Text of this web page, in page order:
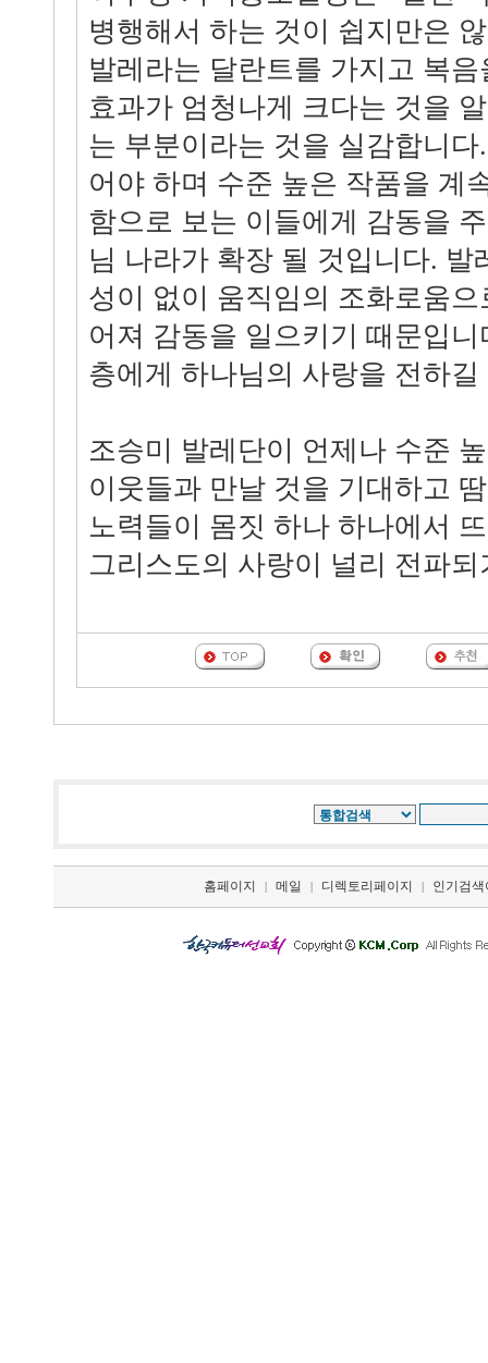
병행해서 하는 것이 쉽지만은
발레라는 달란트를 가지고 복
효과가 엄청나게 크다는 것을
는 부분이라는 것을 실감합니
어야 하며 수준 높은 작품을 계
함으로 보는 이들에게 감동을
님 나라가 확장 될 것입니다. 발
성이 없이 움직임의 조화로움
어져 감동을 일으키기 때문입
층에게 하나님의 사랑을 전하길
조승미 발레단이 언제나 수준
이웃들과 만날 것을 기대하고
노력들이 몸짓 하나 하나에서
그리스도의 사랑이 널리 전파
홈페이지 | 메일 | 디렉토리페이지 | 인기검색